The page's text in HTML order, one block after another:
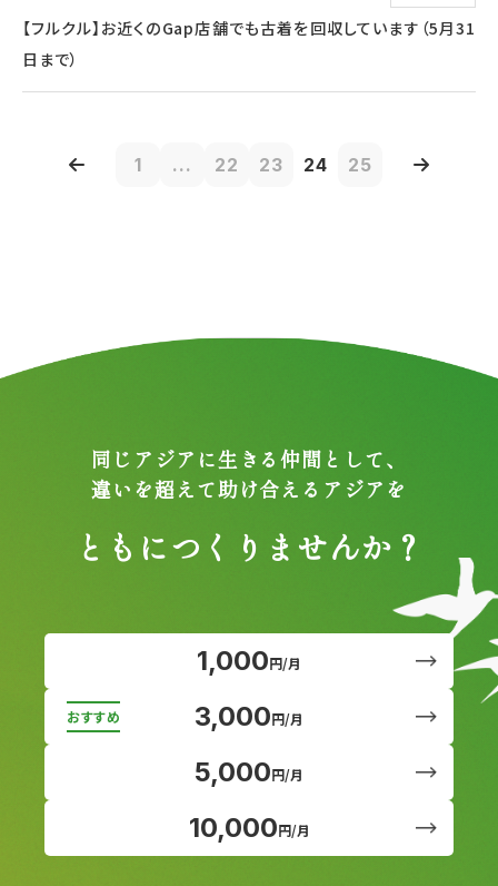
【フルクル】お近くのGap店舗でも古着を回収しています（5月31
日まで）
1 ... 22 23 24 25
同じアジアに生きる仲間として、
違いを超えて助け合えるアジアを
ともにつくりませんか？
1,000円/月
3,000円/月
5,000円/月
10,000円/月